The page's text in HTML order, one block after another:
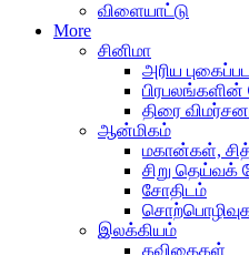
விளையாட்டு
More
சினிமா
அரிய
திரை
ஆன்மிகம்
மகான்கள்,
சிறு தெய்வக்
சோதிடம்
இலக்கியம்
கவிதைகள்